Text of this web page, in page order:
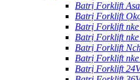
Batrị Forklift
Batrị Forklift
Batrị Forklift
Batrị Forklift
Batrị Forklift
Batrị Forklift
Batrị Forklift